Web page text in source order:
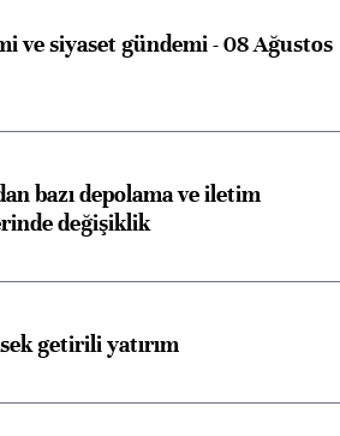
ve siyaset gündemi - 08 Ağustos
bazı depolama ve iletim
değişiklik
getirili yatırım